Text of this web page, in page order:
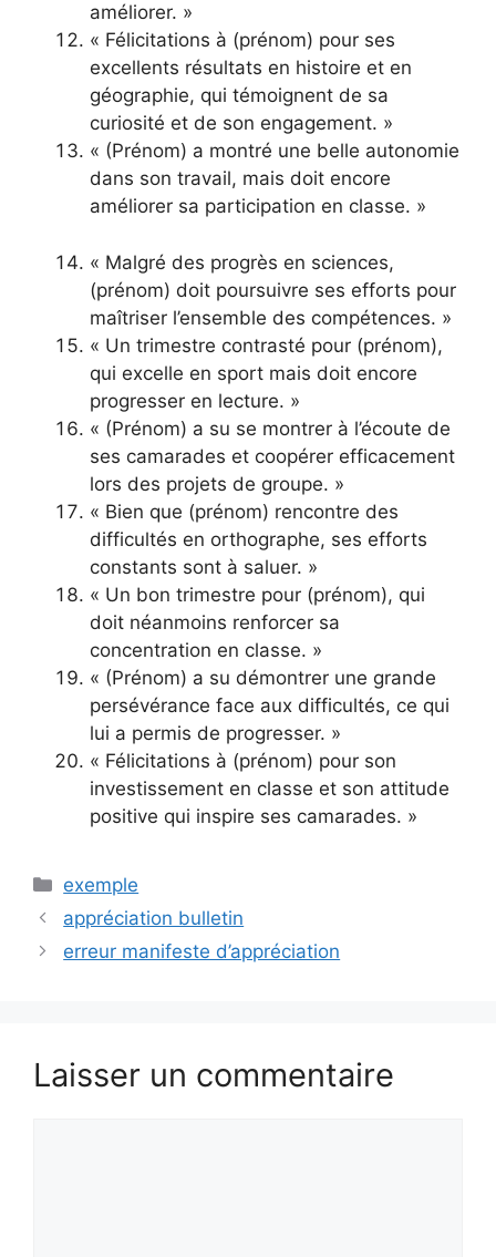
améliorer. »
« Félicitations à (prénom) pour ses
excellents résultats en histoire et en
géographie, qui témoignent de sa
curiosité et de son engagement. »
« (Prénom) a montré une belle autonomie
dans son travail, mais doit encore
améliorer sa participation en classe. »
« Malgré des progrès en sciences,
(prénom) doit poursuivre ses efforts pour
maîtriser l’ensemble des compétences. »
« Un trimestre contrasté pour (prénom),
qui excelle en sport mais doit encore
progresser en lecture. »
« (Prénom) a su se montrer à l’écoute de
ses camarades et coopérer efficacement
lors des projets de groupe. »
« Bien que (prénom) rencontre des
difficultés en orthographe, ses efforts
constants sont à saluer. »
« Un bon trimestre pour (prénom), qui
doit néanmoins renforcer sa
concentration en classe. »
« (Prénom) a su démontrer une grande
persévérance face aux difficultés, ce qui
lui a permis de progresser. »
« Félicitations à (prénom) pour son
investissement en classe et son attitude
positive qui inspire ses camarades. »
Catégories
exemple
appréciation bulletin
erreur manifeste d’appréciation
Laisser un commentaire